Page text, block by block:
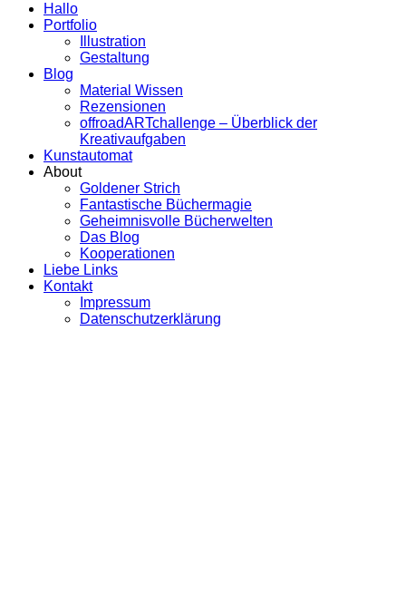
Hallo
Portfolio
Illustration
Gestaltung
Blog
Material Wissen
Rezensionen
offroadARTchallenge – Überblick der
Kreativaufgaben
Kunstautomat
About
Goldener Strich
Fantastische Büchermagie
Geheimnisvolle Bücherwelten
Das Blog
Kooperationen
Liebe Links
Kontakt
Impressum
Datenschutzerklärung